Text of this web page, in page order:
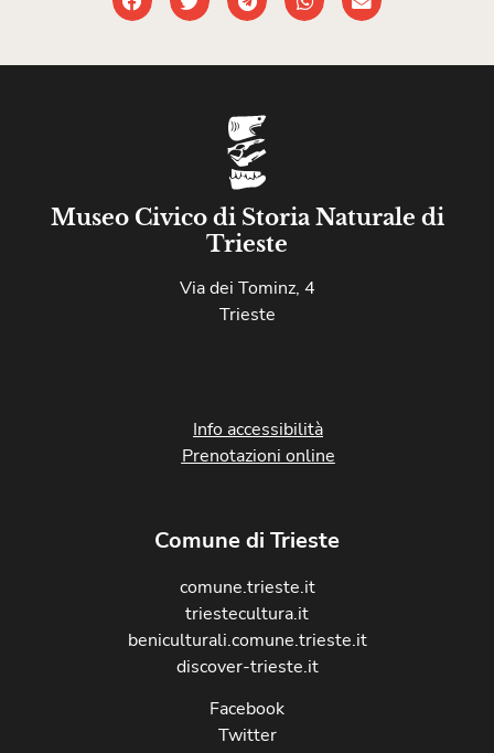
Museo Civico di Storia Naturale di
Trieste
Via dei Tominz, 4
Trieste
Info accessibilità
Prenotazioni online
Comune di Trieste
comune.trieste.it
triestecultura.it
beniculturali.comune.trieste.it
discover-trieste.it
Facebook
Twitter